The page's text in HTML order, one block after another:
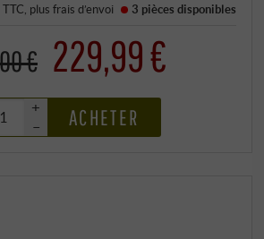
TTC , plusfrais d’envoi 3 pièces disponibles
€ 229,99 €
+
–
ACHETER